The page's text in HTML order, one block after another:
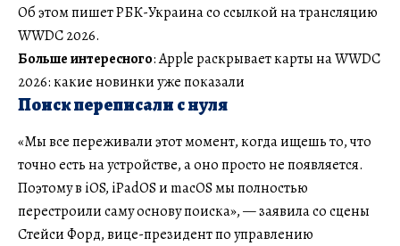
Об этом пишет РБК-Украина со ссылкой на трансляцию
WWDC 2026.
Больше интересного: Apple раскрывает карты на WWDC
2026: какие новинки уже показали
Поиск переписали с нуля
«Мы все переживали этот момент, когда ищешь то, что
точно есть на устройстве, а оно просто не появляется.
Поэтому в iOS, iPadOS и macOS мы полностью
перестроили саму основу поиска», — заявила со сцены
Стейси Форд, вице-президент по управлению